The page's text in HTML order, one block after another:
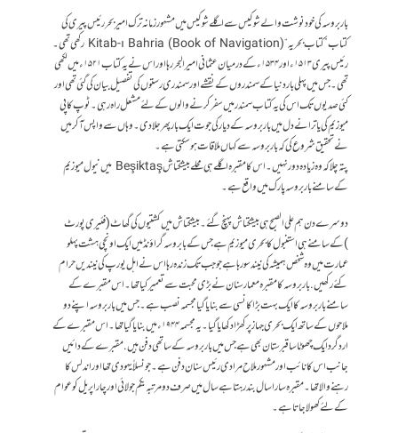
باربروسہ کی خودنوشت والے شوکیس سے اگلے شوکیس میں مشہور زمانہ ترک امیر بحررئیس پیری کی
کتاب ” کتاب بحریہ “ Kitab-ı Bahria (Book of Navigation) رکھی تھی ۔
رئیس پیری ۱۵۱۳ ء اور ۱۵۳۴ء کے درمیان عثمانی امیرالبحر رہا اور اس نے یہ کتاب ۱۵۲۱ء میں لکھی
تھی۔ جس میں پہلی بار دنیا کے سمندروں کے نقشے اور سمندری رستوں کی تفصیل بیان کی گئی تھی اور
کئی صدیوں تک اس کی یہ کتاب سمندر میں سفر کرنے والوں کے لئے مشعل راہ رہی ۔ ٹوپ کاپی
میوزیم کی یاترا نے دل میں باربروسہ کے دیار کی جوت ایک بار پھر جلا دی ۔ وہاں سے واپس آکرمیں
نے تحقیق شروع کی کہ باربروسہ سے کہاں ملاقات ہوسکتی ہے۔
پتہ چلا کہ وہ زیادہ دور نہیں ۔ اس کا مقبر ہ اگلے ہی محلےبیشکتاش Beşiktaş میں نیول میوزیم
کے سامنے باربروسہ پارک میں واقع ہے ۔
دوسرے دن ہم علی الصبح ہی بیشکتاش پہنچ گئے ۔ بیشکتاش میں کشتیوں کی گھاٹ ( فئیری پورٹ
)کے سامنے ہی استنبول کا بحری میوزیم ہے جس کے بابروسہ گراؤنڈ میں ایک اونچی ہشت پہلو
عمارت میں وہ شخص ہمیشہ کی نیند سو رہاہے جو جب تک زندہ رہا اس نے اہل یورپ کی نیندیں حرام
کئے رکھیں. باربروسہ کا مقبرہ معمار سنان نے بڑی محبت سے تعمیر کیا تھا ۔ اس مقبرے کے
سامنے باربروسہ کا ایک بہت بڑا کانسی سے بنایا گیا مجسمہ نصب ہے۔ جس میں باربروسہ اپنے دو
ملاحوں کے ساتھ ایک بحری جہاز پر کھڑا دکھایا گیا۔ یہ مجسمہ ۱۹۴۴ء میں بنایا گیا تھا۔ اس مقبرے کے
اردگرد ایک چھوٹا سا قبرستان بھی ہے جس میں باربروسہ کے ساتھی دفن ہیں. مقبرے کے دائیں
جانب اس کا نائب اور مشہور ملاح مرادی رئیس سنان دفن ہے ۔جو نسلاً یہودی تھا اور اندلس کا
رہنے والا تھا۔ مقبرہ سارا سال بند رہتا ہے سال میں صرف دو مرتبہ یکم جولائی اور چار اپریل کو عوام
کے لئے کھولا جاتا ہے۔